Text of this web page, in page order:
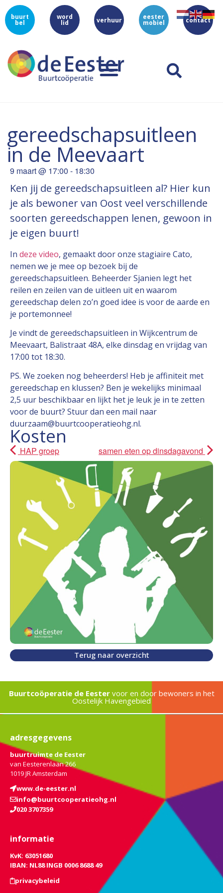
buurt
bel
word
lid verhuur eester
mobiel contact
Terug naar overzicht
gereedschapsuitleen
in de Meevaart
9 maart@ 17:00 - 18:30
Ken jij de gereedschapsuitleen al? Hier kun
je als bewoner van Oost veel verschillende
soorten gereedschappen lenen, gewoon in
je eigen buurt!
In deze video, gemaakt door onze stagiaire Cato,
nemen we je mee op bezoek bij de
gereedschapsuitleen. Beheerder Sjanien legt het
reilen en zeilen van de uitleen uit en waarom
gereedschap delen zo’n goed idee is voor de aarde en
je portemonnee!
Je vindt de gereedschapsuitleen in Wijkcentrum de
Meevaart, Balistraat 48A, elke dinsdag en vrijdag van
17:00 tot 18:30.
PS. We zoeken nog beheerders! Heb je affiniteit met
gereedschap en klussen? Ben je wekelijks minimaal
2,5 uur beschikbaar en lijkt het je leuk je in te zetten
voor de buurt? Stuur dan een mail naar
duurzaam@buurtcooperatieohg.nl.
Kosten
HAP groep samen eten op dinsdagavond
Buurtcoöperatie de Eestervoor en door bewoners in het
Oostelijk Havengebied
adresgegevens
buurtruimte de Eester
van Eesterenlaan 266
1019 JR Amsterdam
www.de-eester.nl
info@buurtcooperatieohg.nl
020 3707359
informatie
KvK: 63051680
IBAN: NL88 INGB 0006 8688 49
privacybeleid